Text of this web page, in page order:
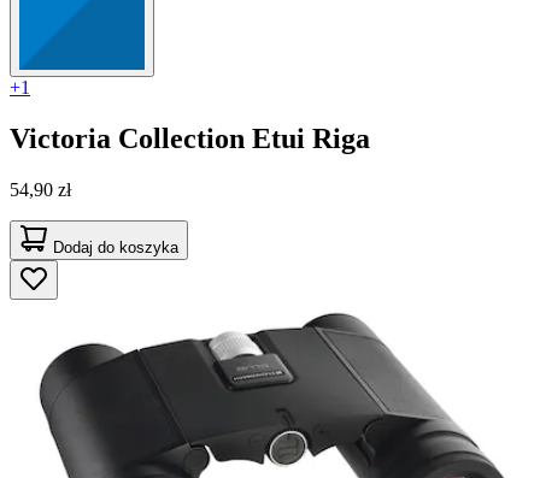
+1
Victoria Collection Etui Riga
54,90 zł
Dodaj do koszyka